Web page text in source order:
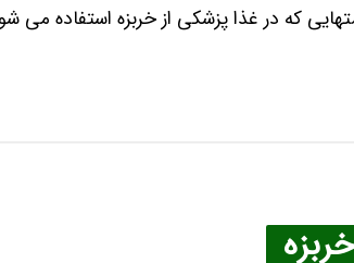
که در غذا پزشکی از خربزه استفاده می‌